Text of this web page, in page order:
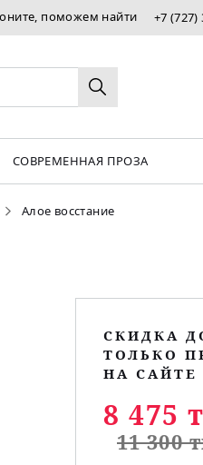
поможем найти +7 (727)
СОВРЕМЕННАЯ ПРОЗА
Алое восстание
СКИДКА
ТОЛЬКО
НА САЙТЕ
8 475
11 300